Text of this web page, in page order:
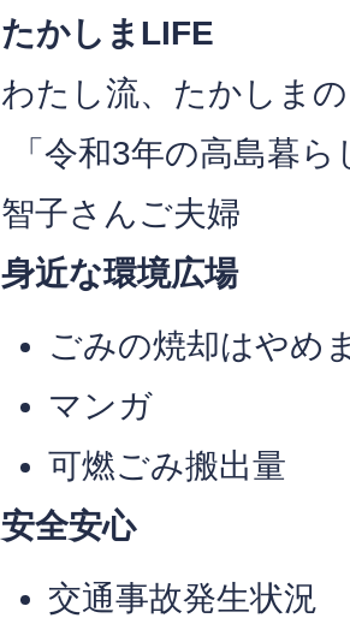
たかしまLIFE
わたし流、たかしま
「令和3年の高島暮
智子さんご夫婦
身近な環境広場
ごみの焼却はやめ
マンガ
可燃ごみ搬出量
安全安心
交通事故発生状況